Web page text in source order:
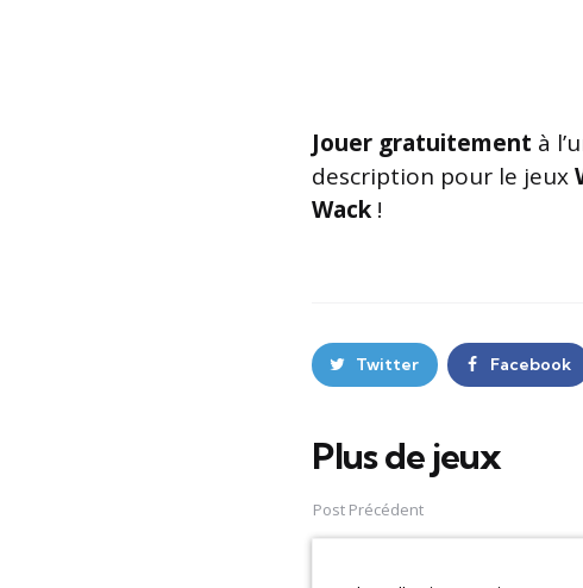
Jouer gratuitement à
description pour le jeux
Wack !
Twitter Facebook
Plus de jeux
Post
navigation
Post Précédent